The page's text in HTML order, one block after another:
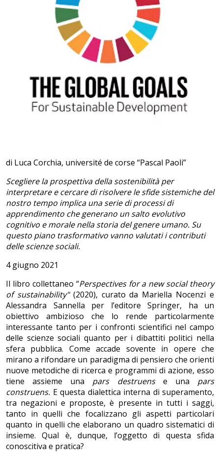
di Luca Corchia, université de corse “Pascal Paoli”
Scegliere la prospettiva della sostenibilità per
interpretare e cercare di risolvere le sfide sistemiche del
nostro tempo implica una serie di processi di
apprendimento che generano un salto evolutivo
cognitivo e morale nella storia del genere umano. Su
questo piano trasformativo vanno valutati i contributi
delle scienze sociali.
4 giugno 2021
Il libro collettaneo “Perspectives for a new social theory
of sustainability" (2020), curato da Mariella Nocenzi e
Alessandra Sannella per l’editore Springer, ha un
obiettivo ambizioso che lo rende particolarmente
interessante tanto per i confronti scientifici nel campo
delle scienze sociali quanto per i dibattiti politici nella
sfera pubblica. Come accade sovente in opere che
mirano a rifondare un paradigma di pensiero che orienti
nuove metodiche di ricerca e programmi di azione, esso
tiene assieme una pars destruense una pars
construens. E questa dialettica interna di superamento,
tra negazioni e proposte, è presente in tutti i saggi,
tanto in quelli che focalizzano gli aspetti particolari
quanto in quelli che elaborano un quadro sistematici di
insieme. Qual è, dunque, l’oggetto di questa sfida
conoscitiva e pratica?